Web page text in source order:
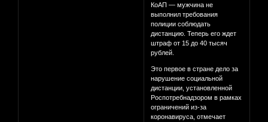
КоАП — мужчина не
выполнил требования
полиции соблюдать
дистанцию. Теперь его ждет
штраф от 15 до 40 тысяч
рублей.
Это первое в стране дело за
нарушение социальной
дистанции, установленной
Роспотребнадзором в рамках
ограничений из-за
коронавируса, отмечает